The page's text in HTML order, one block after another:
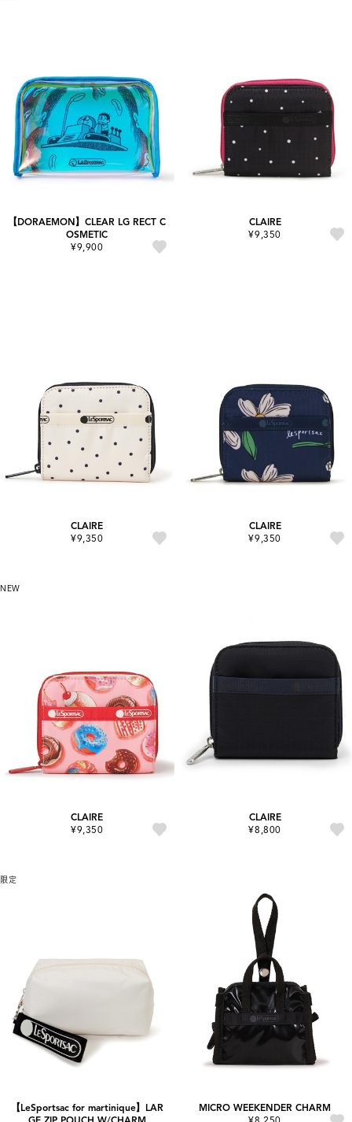
【DORAEMON】CLEAR LG RECT C
OSMETIC
¥9,900
CLAIRE
¥9,350
CLAIRE
¥9,350
CLAIRE
¥9,350
NEW
CLAIRE
¥9,350
CLAIRE
¥8,800
限定
【LeSportsac for martinique】LAR
MICRO WEEKENDER CHARM